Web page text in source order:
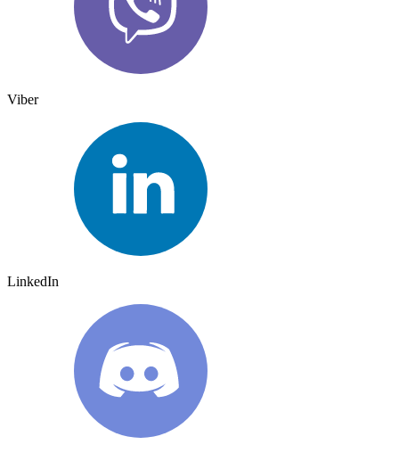
Viber
LinkedIn